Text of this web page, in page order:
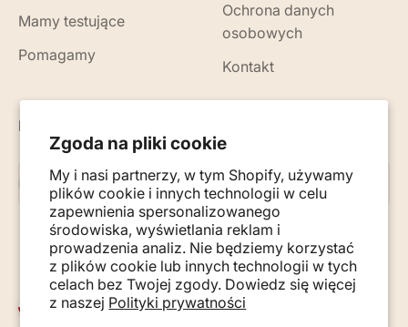
Zgoda na pliki cookie
My i nasi partnerzy, w tym Shopify, używamy
plików cookie i innych technologii w celu
zapewnienia spersonalizowanego
środowiska, wyświetlania reklam i
prowadzenia analiz. Nie będziemy korzystać
z plików cookie lub innych technologii w tych
celach bez Twojej zgody. Dowiedz się więcej
z naszej Polityki prywatności
Mamy testujące
Pomagamy
Ochrona danych
osobowych
Kontakt
Nowości, porady i wskazówki na Twój e-mail
E-mail
Subskrybuj
Polska (PLN zł)